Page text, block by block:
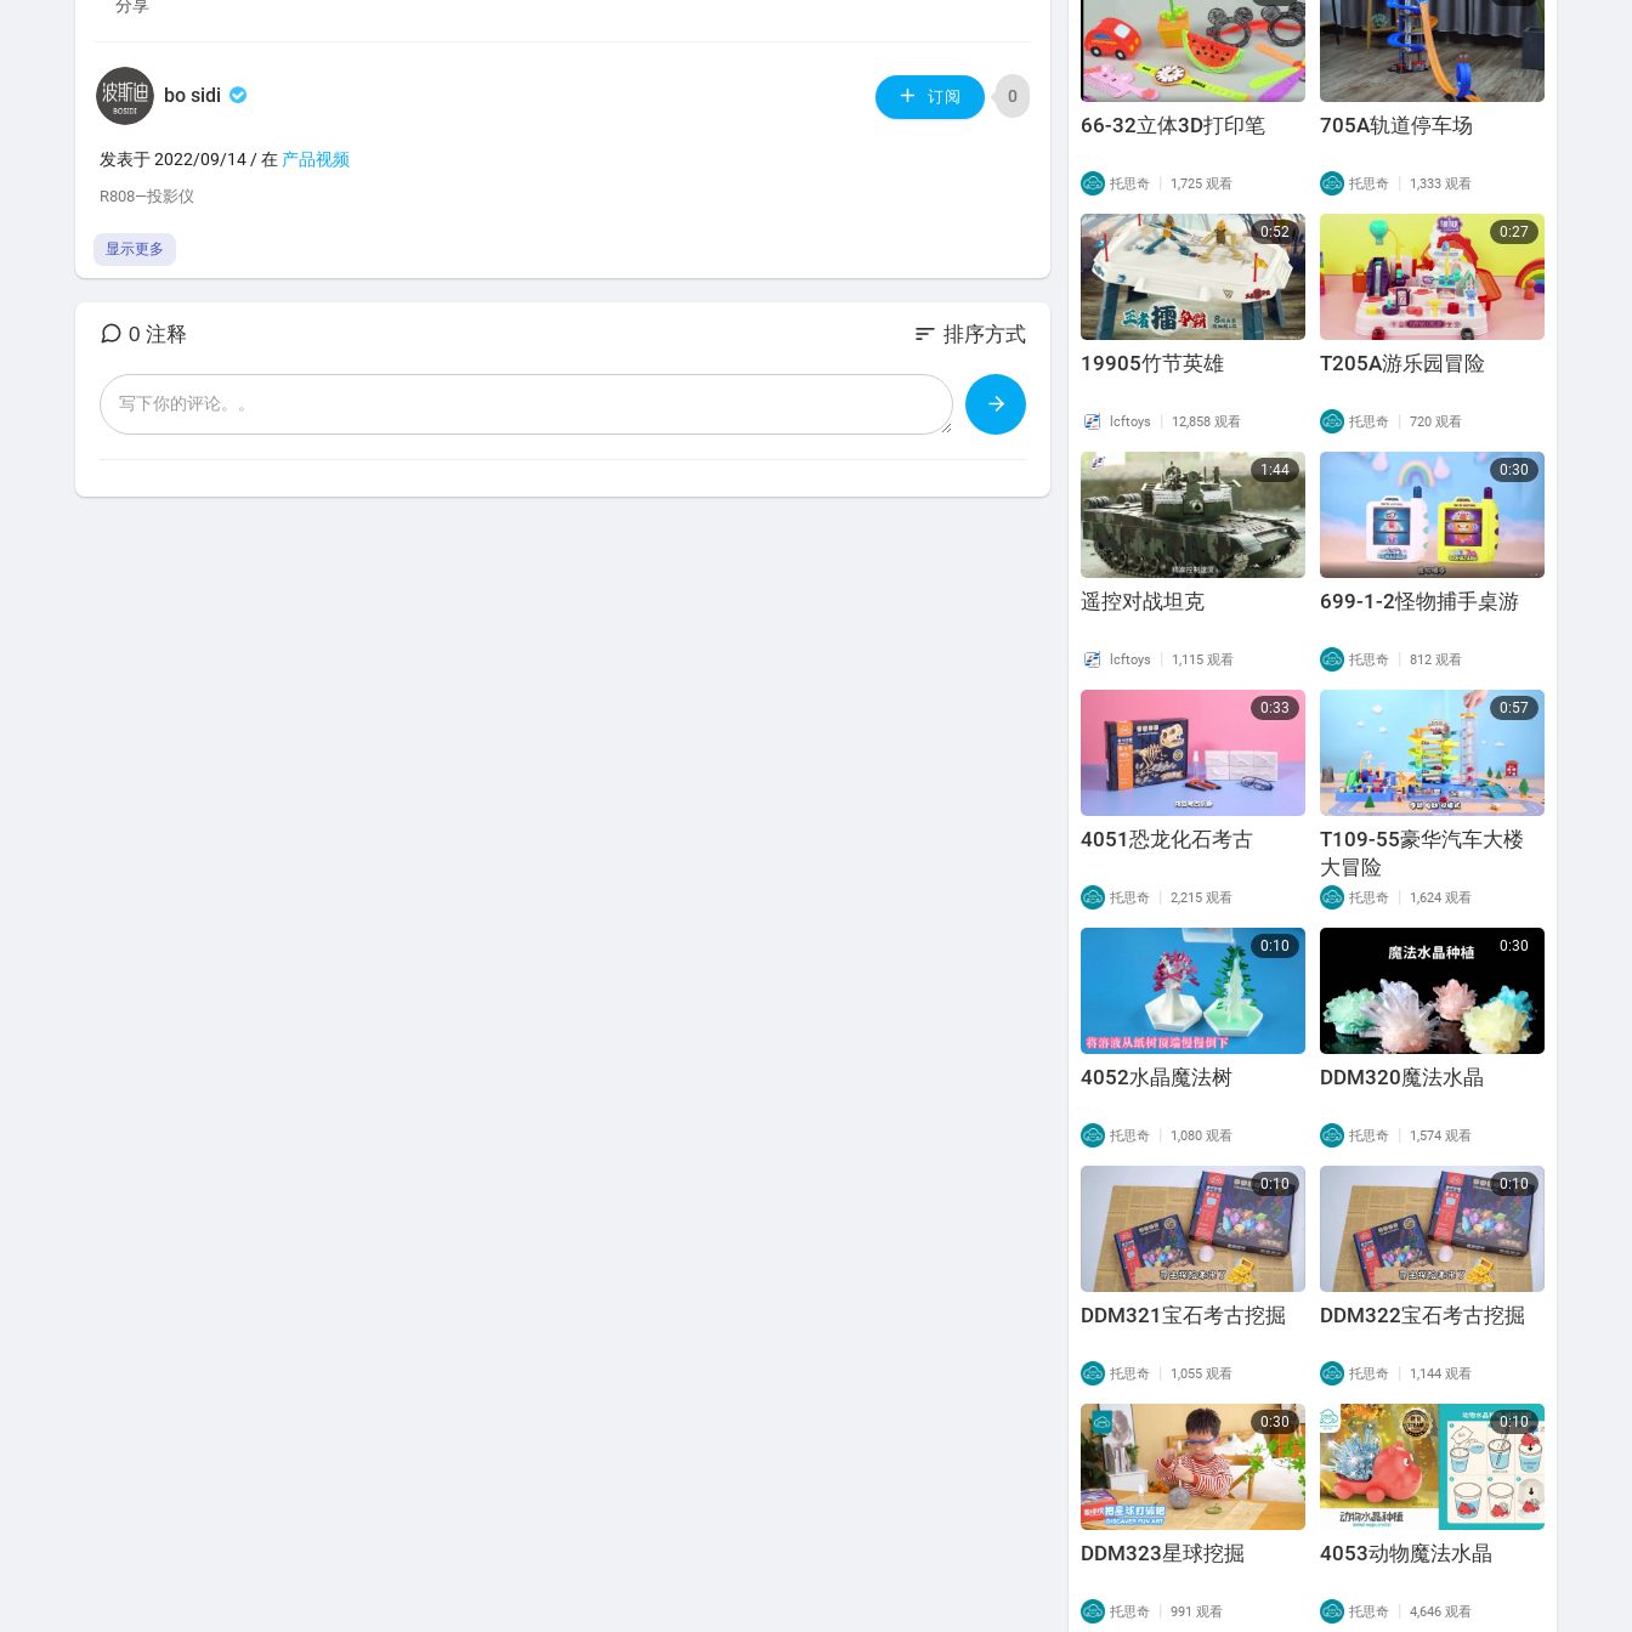
66-32立体3D打印笔
托思奇 | 1,725 观看
705A轨道停车场
托思奇 | 1,333 观看
0:52
19905竹节英雄
lcftoys | 12,858 观看
0:27
T205A游乐园冒险
托思奇 | 720 观看
1:44
遥控对战坦克
lcftoys | 1,115 观看
0:30
699-1-2怪物捕手桌游
托思奇 | 812 观看
0:33
4051恐龙化石考古
托思奇 | 2,215 观看
0:57
T109-55豪华汽车大楼
大冒险
托思奇 | 1,624 观看
0:10
4052水晶魔法树
托思奇 | 1,080 观看
0:30
DDM320魔法水晶
托思奇 | 1,574 观看
0:10
DDM321宝石考古挖掘
托思奇 | 1,055 观看
0:10
DDM322宝石考古挖掘
托思奇 | 1,144 观看
0:30
DDM323星球挖掘
托思奇 | 991 观看
0:10
4053动物魔法水晶
托思奇 | 4,646 观看
分享
bo sidi 订阅 0
发表于 2022/09/14 / 在 产品视频
⁣R808—投影仪
显示更多
0 注释 sort 排序方式